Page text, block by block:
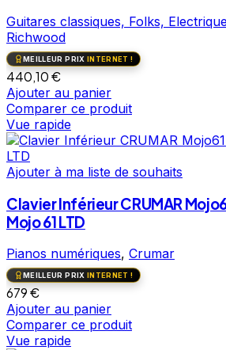
Guitares classiques, Folks,
Richwood
MEILLEUR PRIX INTERNET !
440,10€
Ajouter au panier
Comparer ce produit
Vue rapide
Ajouter à ma liste de souhaits
Clavier Inférieur CRUMAR
Mojo 61 LTD
Pianos numériques, Crumar
MEILLEUR PRIX INTERNET !
679€
Ajouter au panier
Comparer ce produit
Vue rapide